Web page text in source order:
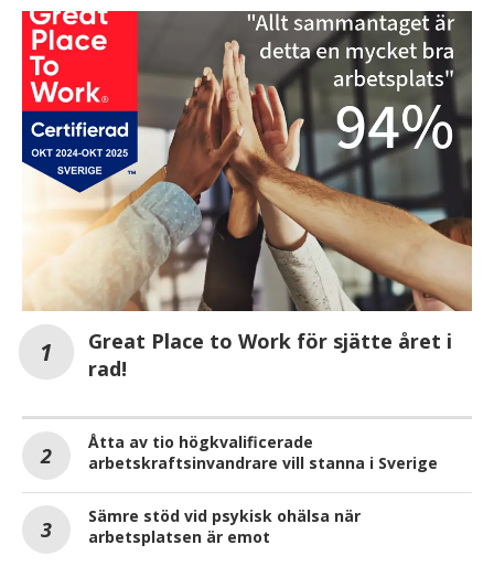
Great Place to Work för sjätte året i
rad!
Åtta av tio högkvalificerade
arbetskraftsinvandrare vill stanna i Sverige
Sämre stöd vid psykisk ohälsa när
arbetsplatsen är emot